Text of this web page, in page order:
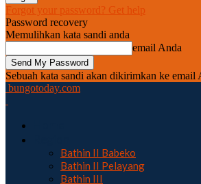
Forgot your password? Get help
Password recovery
Memulihkan kata sandi anda
email Anda
Sebuah kata sandi akan dikirimkan ke email
bungotoday.com
Bathin II Babeko
Bathin II Pelayang
Bathin III